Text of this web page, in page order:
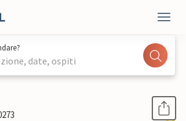
date, ospiti